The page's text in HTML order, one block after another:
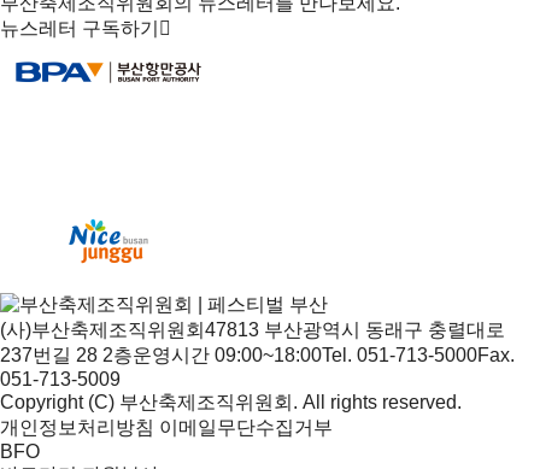
뉴스레터 구독하기
(사)부산축제조직위원회 47813 부산광역시 동래구 충렬대로
237번길 28 2층운영시간 09:00~18:00Tel. 051-713-5000Fax.
051-713-5009
Copyright (C) 부산축제조직위원회. All rights reserved.
개인정보처리방침 이메일무단수집거부
BFO